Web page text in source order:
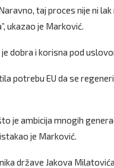
taj proces nije ni
ukazao je Marković.
dobra i korisna pod
potrebu EU da se
je ambicija mnogih
je Marković.
države Jakova